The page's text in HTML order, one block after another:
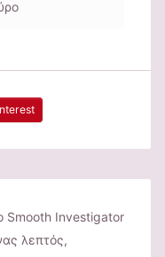
Smooth Investigator
λεπτός,